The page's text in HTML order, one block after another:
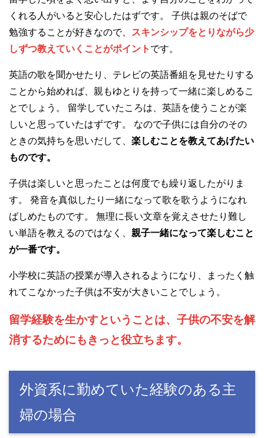
くれる人がいると安心したはずです。 子供は親のそばで
勉強することが好きなので、
スキンシップをとりながら少
しずつ教えていくことがポイント です。
英語の歌を聞かせたり、テレビの英語番組を見せたりする
ことから始めれば、親もゆとりを持って一緒に楽しめるこ
とでしょう。 留学していたころは、英語を使うことが楽
しいと思っていたはずです。 なので子供には自分のその
ときの気持ちを思いだして、 楽しむことを教えてあげたい
ものです。
子供は楽しいと思ったことは何度でも繰り返したがりま
す。 発音を真似したり一緒になって歌を歌うようになれ
ばしめたものです。 無理に長い文章を覚えさせたり難し
い単語を教えるのではなく、 親子一緒になって楽しむこと
が一番です。
小学校に英語の授業が導入されるようになり、まったく触
れてこなかった子供は不安が大きいことでしょう。
留学経験を生かすということは、子供の不安を解
消するためにもきっと役立ちます。
外資系に勤めていた経験のある主
婦の場合